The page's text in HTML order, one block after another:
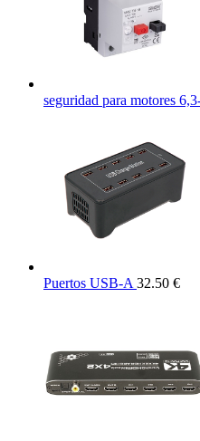
seguridad para motores
Puertos USB-A 32.50 €